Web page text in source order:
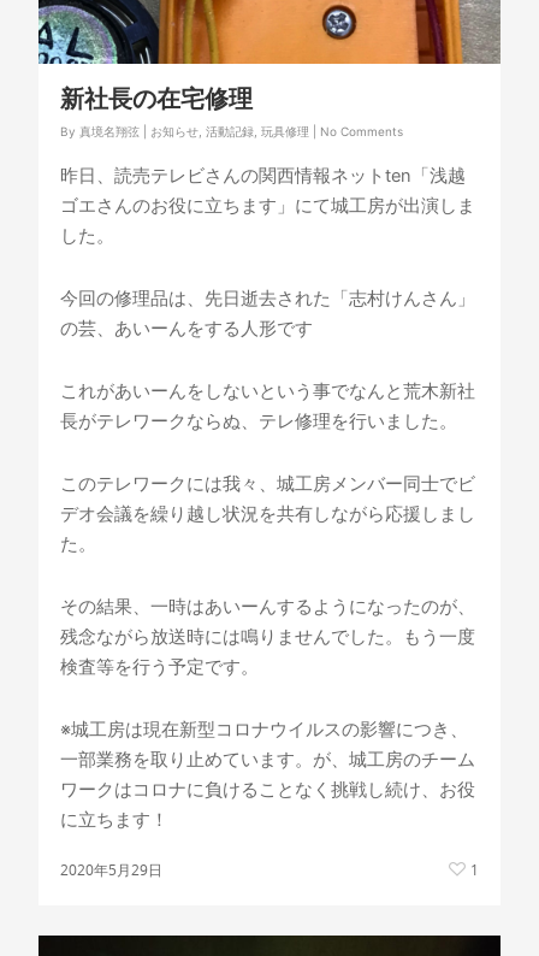
新社長の在宅修理
By 真境名翔弦 お知らせ 活動記録 玩具修理 No Comments
昨日、読売テレビさんの関西情報ネットten「浅越
ゴエさんのお役に立ちます」にて城工房が出演しま
した。
今回の修理品は、先日逝去された「志村けんさん」
の芸、あいーんをする人形です
これがあいーんをしないという事でなんと荒木新社
長がテレワークならぬ、テレ修理を行いました。
このテレワークには我々、城工房メンバー同士でビ
デオ会議を繰り越し状況を共有しながら応援しまし
た。
その結果、一時はあいーんするようになったのが、
残念ながら放送時には鳴りませんでした。もう一度
検査等を行う予定です。
※城工房は現在新型コロナウイルスの影響につき、
一部業務を取り止めています。が、城工房のチーム
ワークはコロナに負けることなく挑戦し続け、お役
に立ちます！
2020年5月29日 1